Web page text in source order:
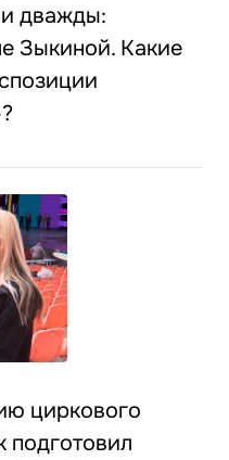
дважды:
Зыкиной. Какие
циркового
подготовил